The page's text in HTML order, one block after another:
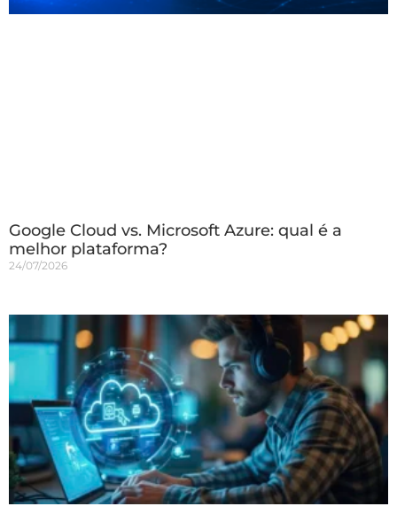
Google Cloud vs. Microsoft Azure: qual é a
melhor plataforma?
24/07/2026